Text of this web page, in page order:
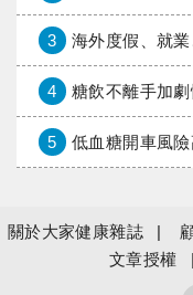
3 海外度假、就業、遊學保障
4 糖飲不離手加劇
5 低血糖開車風
關於大家健康雜誌
文章授權